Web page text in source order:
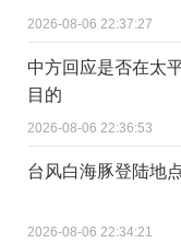
2026-08-06 22:37:27
中方回应是否在太
目的
2026-08-06 22:36:53
台风白海豚登陆地
2026-08-06 22:34:21